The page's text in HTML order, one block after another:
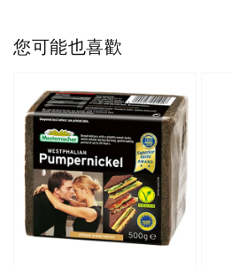
您可能也喜歡